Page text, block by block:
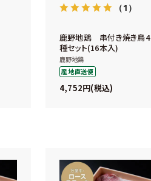
（1）
鹿野地鶏 串付き焼き鳥4
種セット(16本入)
鹿野地鶏
産地直送便
4,752 税込